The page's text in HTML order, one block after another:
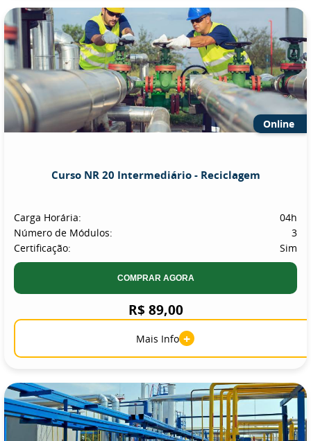
Online
Curso NR 20 Intermediário - Reciclagem
Carga Horária:
04h
Número de Módulos:
3
Certificação:
Sim
COMPRAR AGORA
R$ 89,00
Mais Info +